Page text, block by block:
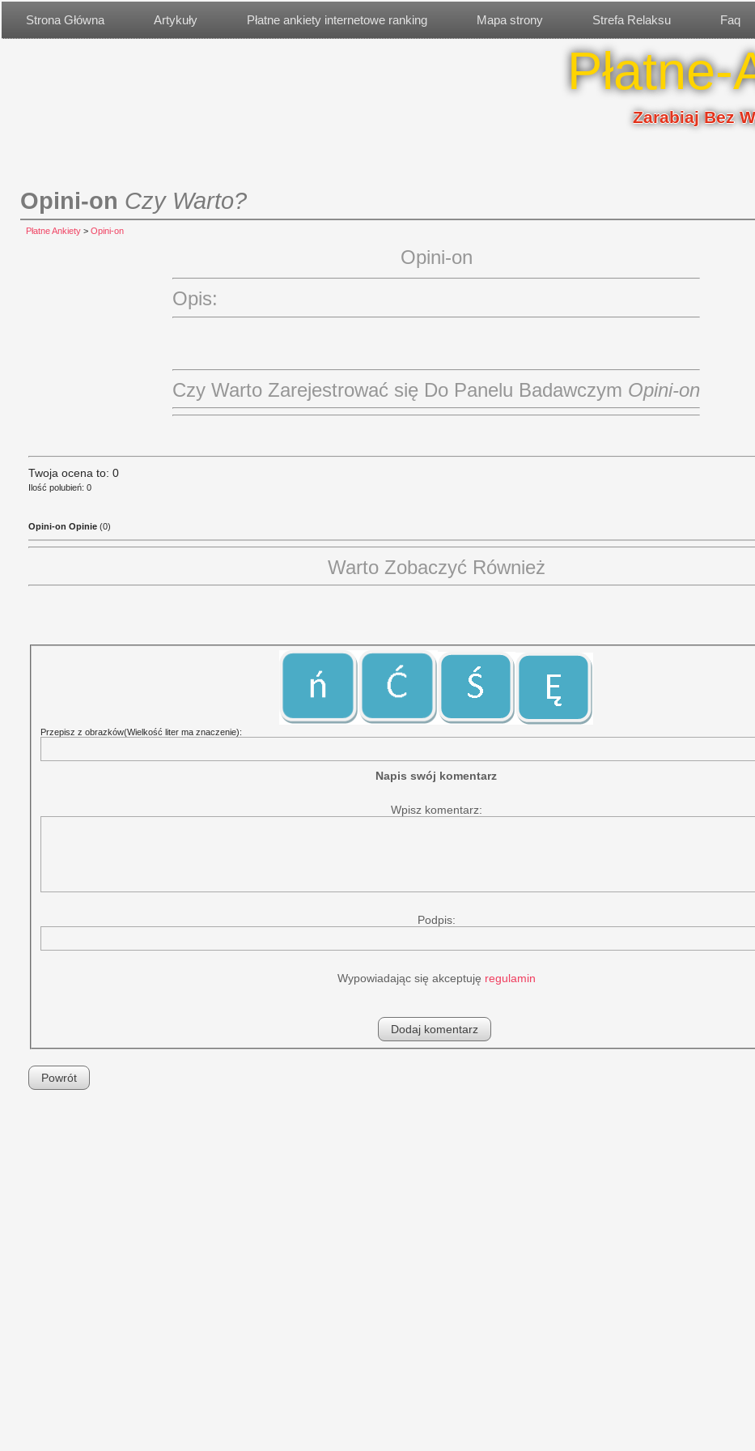
Strona Główna Artykuły Płatne ankiety internetowe ranking Mapa strony Strefa Relaksu Faq
Zarabiaj Bez
Opini-on Czy Warto?
Płatne Ankiety > Opini-on
Opini-on
Opis:
Czy Warto Zarejestrować się Do Panelu Badawczym Opini-on
Twoja ocena to: 0
Ilość polubień: 0
Opini-on Opinie (0)
Warto Zobaczyć Również
Przepisz z obrazków(Wielkość liter ma znaczenie):
Napis swój komentarz
Wpisz komentarz:
Podpis:
Wypowiadając się akceptuję regulamin
Powrót